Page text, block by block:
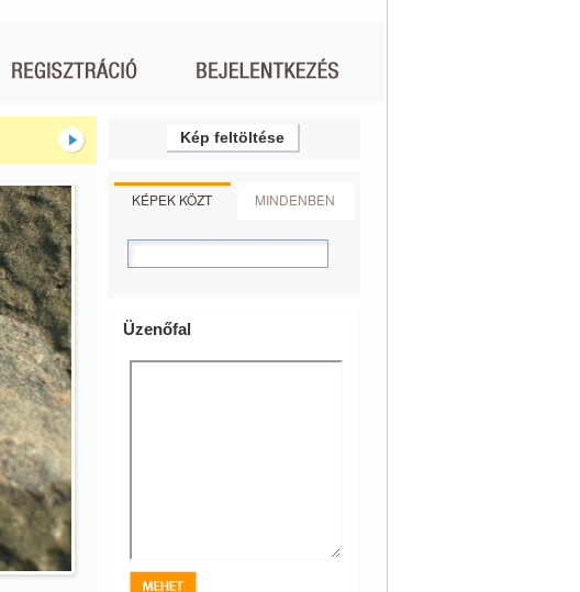
Kép feltöltése
KÉPEK KÖZT MINDENBEN
Üzenőfal